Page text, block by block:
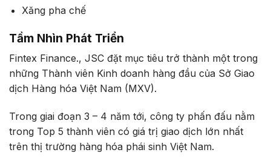
Xăng pha chế
Tầm Nhìn Phát Triển
Fintex Finance., JSC đặt mục tiêu trở thành một trong
những Thành viên Kinh doanh hàng đầu của Sở Giao
dịch Hàng hóa Việt Nam (MXV).
Trong giai đoạn 3 – 4 năm tới, công ty phấn đấu nằm
trong Top 5 thành viên có giá trị giao dịch lớn nhất
trên thị trường hàng hóa phái sinh Việt Nam.